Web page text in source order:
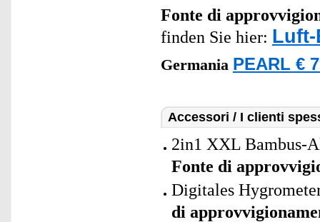
Fonte di
finden Sie hier:
Germania PEARL €
Accessori / I clienti
2in1 XXL Bambus-
Fonte di
Digitales
di